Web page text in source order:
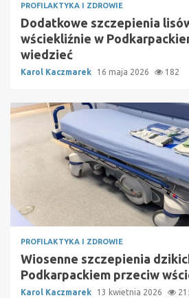
PROFILAKTYKA I ZDROWIE
Dodatkowe szczepienia
wściekliźnie w
wiedzieć
Karol Kaczmarek 16 maja 2026 182
PROFILAKTYKA I ZDROWIE
Wiosenne szczepienia
Podkarpackiem przeciw
Karol Kaczmarek 13 kwietnia 2026